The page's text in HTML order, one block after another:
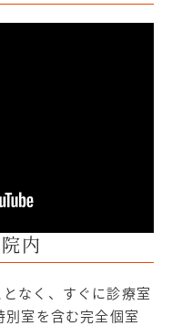
内
なく、すぐに診療室
別室を含む完全個室